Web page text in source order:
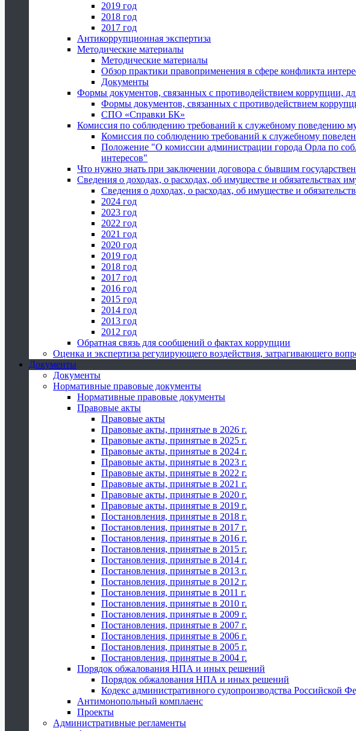
2019 год
2018 год
2017 год
Антикоррупционная экспертиза
Методические материалы
Методические материалы
Обзор практики правоприменения в сфере конфликта
Документы
Формы документов, связанных с противодействием коррупции,
Формы документов, связанных с противодействием
СПО «Справки БК»
Комиссия по соблюдению требований к служебному поведению
Комиссия по соблюдению требований к служебному
Положение "О комиссии администрации города Орла по
интересов"
Что нужно знать при заключении договора с бывшим
Сведения о доходах, о расходах, об имуществе и обязательствах
Сведения о доходах, о расходах, об имуществе и
2024 год
2023 год
2022 год
2021 год
2020 год
2019 год
2018 год
2017 год
2016 год
2015 год
2014 год
2013 год
2012 год
Обратная связь для сообщений о фактах коррупции
Оценка и экспертиза регулирующего воздействия, затрагивающего
Документы
Документы
Нормативные правовые документы
Нормативные правовые документы
Правовые акты
Правовые акты
Правовые акты, принятые в 2026 г.
Правовые акты, принятые в 2025 г.
Правовые акты, принятые в 2024 г.
Правовые акты, принятые в 2023 г.
Правовые акты, принятые в 2022 г.
Правовые акты, принятые в 2021 г.
Правовые акты, принятые в 2020 г.
Правовые акты, принятые в 2019 г.
Постановления, принятые в 2018 г.
Постановления, принятые в 2017 г.
Постановления, принятые в 2016 г.
Постановления, принятые в 2015 г.
Постановления, принятые в 2014 г.
Постановления, принятые в 2013 г.
Постановления, принятые в 2012 г.
Постановления, принятые в 2011 г.
Постановления, принятые в 2010 г.
Постановления, принятые в 2009 г.
Постановления, принятые в 2007 г.
Постановления, принятые в 2006 г.
Постановления, принятые в 2005 г.
Постановления, принятые в 2004 г.
Порядок обжалования НПА и иных решений
Порядок обжалования НПА и иных решений
Кодекс административного судопроизводства Российской
Антимонопольный комплаенс
Проекты
Административные регламенты